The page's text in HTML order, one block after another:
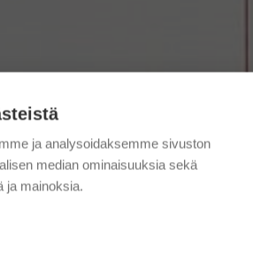
ja analysoidaksemme sivuston
median ominaisuuksia sekä
ja mainoksia.